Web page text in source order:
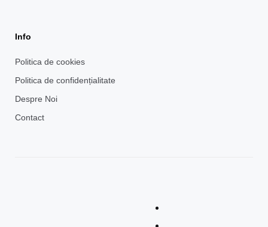
Info
Politica de cookies
Politica de confidențialitate
Despre Noi
Contact